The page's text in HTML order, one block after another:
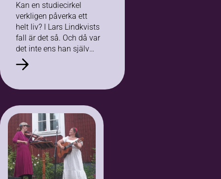
Kan en studiecirkel
verkligen påverka ett
helt liv? I Lars Lindkvists
fall är det så. Och då var
det inte ens han själv
som gick studiecirkeln –
det var hans…